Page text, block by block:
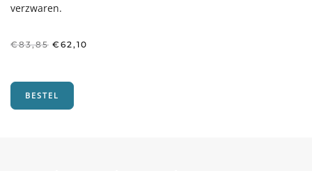
verzwaren.
€83,85 Oorspronkelijke
€ 62,10
BESTEL